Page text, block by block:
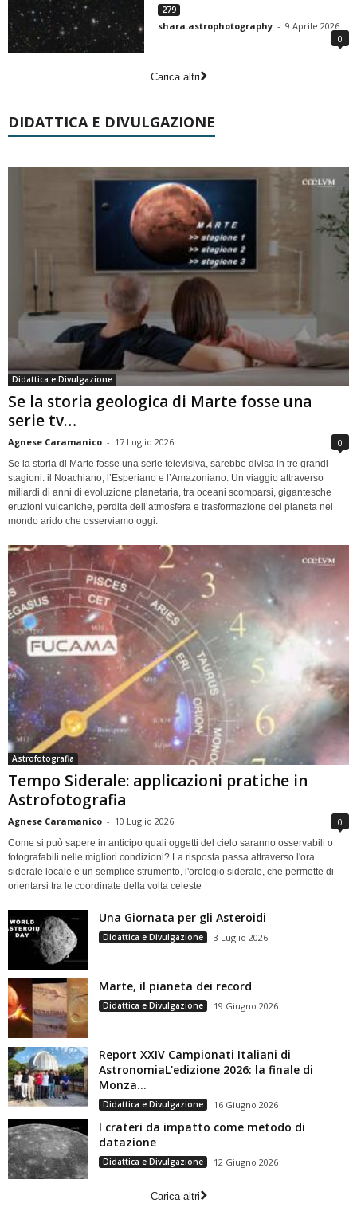
279
shara.astrophotography - 9 Aprile 2026
0
Carica altri
DIDATTICA E DIVULGAZIONE
Didattica e Divulgazione
Se la storia geologica di Marte fosse una
serie tv…
Agnese Caramanico - 17 Luglio 2026 0
Se la storia di Marte fosse una serie televisiva, sarebbe divisa in tre grandi
stagioni: il Noachiano, l’Esperiano e l’Amazoniano. Un viaggio attraverso
miliardi di anni di evoluzione planetaria, tra oceani scomparsi, gigantesche
eruzioni vulcaniche, perdita dell’atmosfera e trasformazione del pianeta nel
mondo arido che osserviamo oggi.
Astrofotografia
Tempo Siderale: applicazioni pratiche in
Astrofotografia
Agnese Caramanico - 10 Luglio 2026 0
Come si può sapere in anticipo quali oggetti del cielo saranno osservabili o
fotografabili nelle migliori condizioni? La risposta passa attraverso l'ora
siderale locale e un semplice strumento, l'orologio siderale, che permette di
orientarsi tra le coordinate della volta celeste
Una Giornata per gli Asteroidi
Didattica e Divulgazione 3 Luglio 2026
Marte, il pianeta dei record
Didattica e Divulgazione 19 Giugno 2026
Report XXIV Campionati Italiani di
AstronomiaL'edizione 2026: la finale di
Monza...
Didattica e Divulgazione 16 Giugno 2026
I crateri da impatto come metodo di
datazione
Didattica e Divulgazione 12 Giugno 2026
Carica altri